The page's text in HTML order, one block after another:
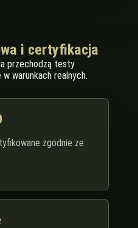
i certyfikacja
przechodzą testy
warunkach realnych.
zgodnie ze